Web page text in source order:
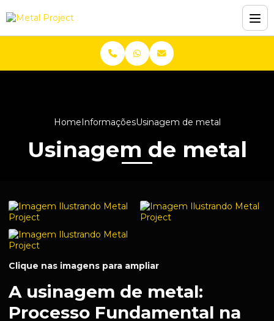
HomeInformaçõesUsinagem de metal
Usinagem de metal
Clique nas imagens para ampliar
A usinagem de metal:
Processo Fundamental na